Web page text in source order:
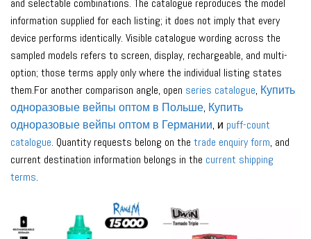
and selectable combinations. The catalogue reproduces the model
information supplied for each listing; it does not imply that every
device performs identically. Visible catalogue wording across the
sampled models refers to screen, display, rechargeable, and multi-
option; those terms apply only where the individual listing states
them.For another comparison angle, open series catalogue, Купить
одноразовые вейпы оптом в Польше, Купить
одноразовые вейпы оптом в Германии, и puff-count
catalogue. Quantity requests belong on the trade enquiry form, and
current destination information belongs in the current shipping
terms.